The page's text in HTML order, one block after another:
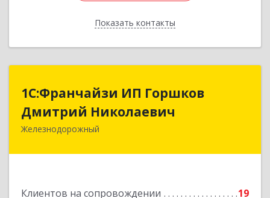
Показать контакты
Назад
1С:Франчайзи ИП Горшков
Дмитрий Николаевич
Железнодорожный
Клиентов на сопровождении 19
1С:Франчайзи ИП Горшков
Дмитрий Николаевич
143980, Московская обл, Железнодорожный г,